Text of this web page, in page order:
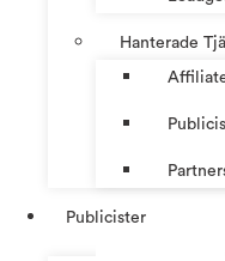
Hanterade
Publicister